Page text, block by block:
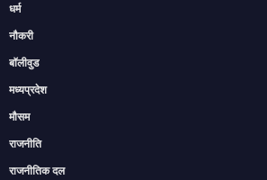
धर्म
नौकरी
बॉलीवुड
मध्यप्रदेश
मौसम
राजनीति
राजनीतिक दल